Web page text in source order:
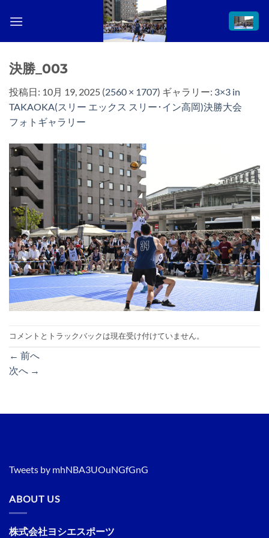
決勝_003
投稿日: 10月 19, 2025 (2560 × 1707) ギャラリー: 3×3 in
TAKAOKA(スリー エックス スリー･イン高岡)決勝大会
フォトギャラリー
コメントとトラックバックは現在受け付けていません。
← 前へ
次へ →
Tweets by mhNBA3UOuNGfGnG
ABOUT US
株式会社ヨシエスポーツ